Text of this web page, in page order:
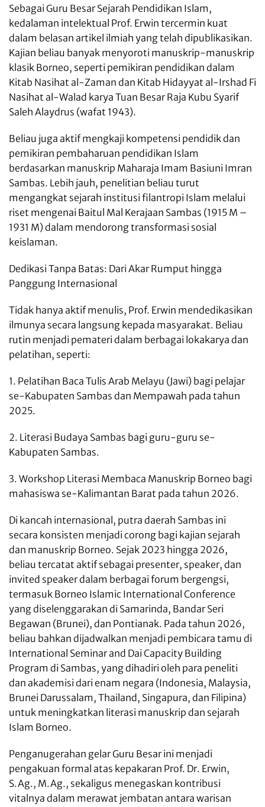
Sebagai Guru Besar Sejarah Pendidikan Islam,
kedalaman intelektual Prof. Erwin tercermin kuat
dalam belasan artikel ilmiah yang telah dipublikasikan.
Kajian beliau banyak menyoroti manuskrip-manuskrip
klasik Borneo, seperti pemikiran pendidikan dalam
Kitab Nasihat al-Zaman dan Kitab Hidayyat al-Irshad Fi
Nasihat al-Walad karya Tuan Besar Raja Kubu Syarif
Saleh Alaydrus (wafat 1943).
Beliau juga aktif mengkaji kompetensi pendidik dan
pemikiran pembaharuan pendidikan Islam
berdasarkan manuskrip Maharaja Imam Basiuni Imran
Sambas. Lebih jauh, penelitian beliau turut
mengangkat sejarah institusi filantropi Islam melalui
riset mengenai Baitul Mal Kerajaan Sambas (1915 M –
1931 M) dalam mendorong transformasi sosial
keislaman.
Dedikasi Tanpa Batas: Dari Akar Rumput hingga
Panggung Internasional
Tidak hanya aktif menulis, Prof. Erwin mendedikasikan
ilmunya secara langsung kepada masyarakat. Beliau
rutin menjadi pemateri dalam berbagai lokakarya dan
pelatihan, seperti:
1. Pelatihan Baca Tulis Arab Melayu (Jawi) bagi pelajar
se-Kabupaten Sambas dan Mempawah pada tahun
2025.
2. Literasi Budaya Sambas bagi guru-guru se-
Kabupaten Sambas.
3. Workshop Literasi Membaca Manuskrip Borneo bagi
mahasiswa se-Kalimantan Barat pada tahun 2026.
Di kancah internasional, putra daerah Sambas ini
secara konsisten menjadi corong bagi kajian sejarah
dan manuskrip Borneo. Sejak 2023 hingga 2026,
beliau tercatat aktif sebagai presenter, speaker, dan
invited speaker dalam berbagai forum bergengsi,
termasuk Borneo Islamic International Conference
yang diselenggarakan di Samarinda, Bandar Seri
Begawan (Brunei), dan Pontianak. Pada tahun 2026,
beliau bahkan dijadwalkan menjadi pembicara tamu di
International Seminar and Dai Capacity Building
Program di Sambas, yang dihadiri oleh para peneliti
dan akademisi dari enam negara (Indonesia, Malaysia,
Brunei Darussalam, Thailand, Singapura, dan Filipina)
untuk meningkatkan literasi manuskrip dan sejarah
Islam Borneo.
Penganugerahan gelar Guru Besar ini menjadi
pengakuan formal atas kepakaran Prof. Dr. Erwin,
S.Ag., M.Ag., sekaligus menegaskan kontribusi
vitalnya dalam merawat jembatan antara warisan